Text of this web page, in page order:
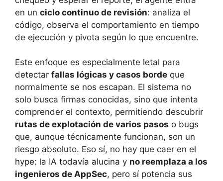
en un ciclo continuo de revisión: analiza el
código, observa el comportamiento en tiempo
de ejecución y pivota según lo que encuentre.
Este enfoque es especialmente letal para
detectar fallas lógicas y casos borde que
normalmente se nos escapan. El sistema no
solo busca firmas conocidas, sino que intenta
comprender el contexto, permitiendo descubrir
rutas de explotación de varios pasos o bugs
que, aunque técnicamente funcionan, son un
riesgo absoluto. Eso sí, no hay que caer en el
hype: la IA todavía alucina y no reemplaza a los
ingenieros de AppSec, pero sí potencia sus